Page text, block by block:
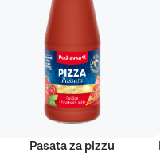
Pasata za pizzu